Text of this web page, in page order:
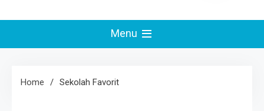
Menu
Home Sekolah Favorit